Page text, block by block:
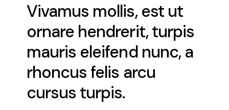
Vivamus mollis, est ut
ornare hendrerit, turpis
mauris eleifend nunc, a
rhoncus felis arcu
cursus turpis.